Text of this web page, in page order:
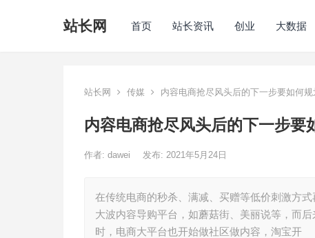
站长网 首页 站长资讯 创业 大数据
站长网 传媒 内容电商抢尽风头后的下一步要如何规
内容电商抢尽风头后的下一步要
作者: dawei 发布: 2021年5月24日
在传统电商的秒杀、满减、买赠等低价刺激方
大波内容导购平台，如蘑菇街、美丽说等，而
时，电商大平台也开始做社区做内容，淘宝开